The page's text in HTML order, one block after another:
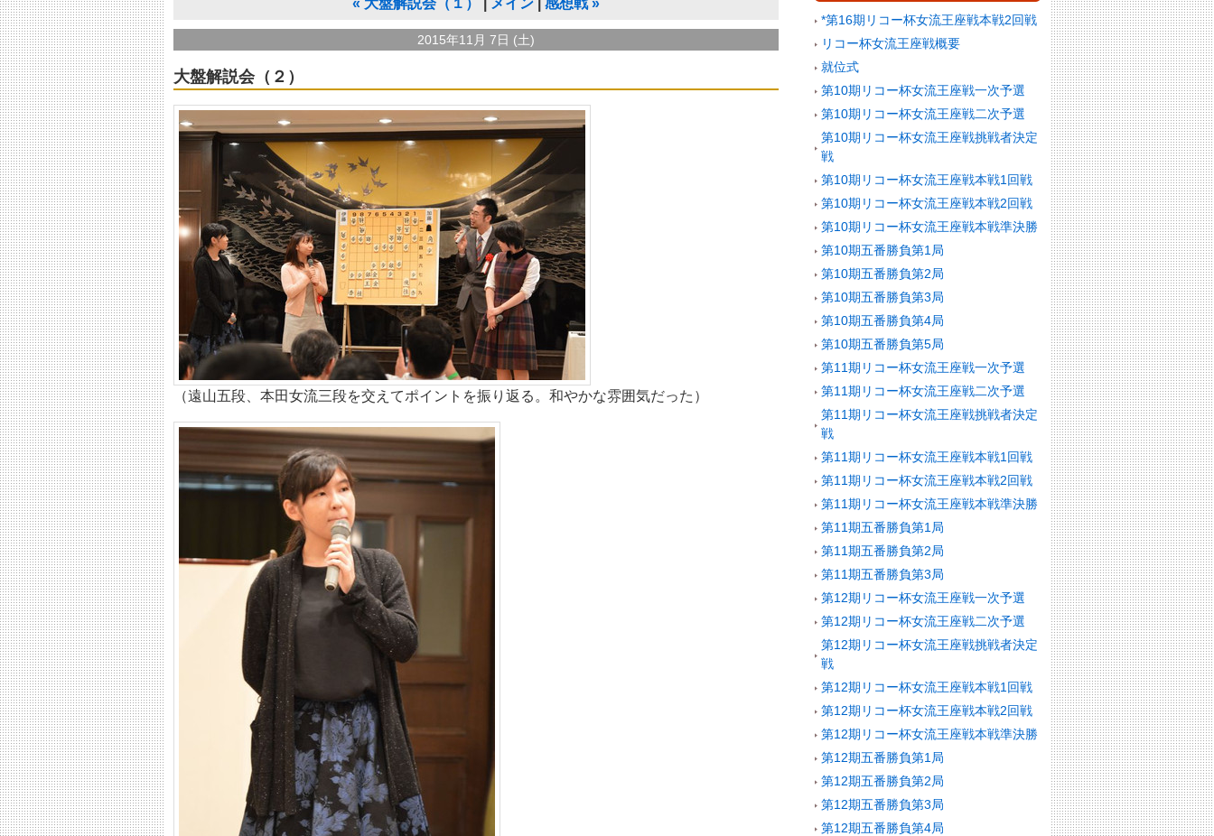
« 大盤解説会（１） メイン 感想戦 »
2015年11月 7日 (土)
大盤解説会（２）
（遠山五段、本田女流三段を交えてポイントを振り返る。和やかな雰囲気だった）
*第16期リコー杯女流王座戦本戦2回戦
リコー杯女流王座戦概要
就位式
第10期リコー杯女流王座戦一次予選
第10期リコー杯女流王座戦二次予選
第10期リコー杯女流王座戦挑戦者決定
戦
第10期リコー杯女流王座戦本戦1回戦
第10期リコー杯女流王座戦本戦2回戦
第10期リコー杯女流王座戦本戦準決勝
第10期五番勝負第1局
第10期五番勝負第2局
第10期五番勝負第3局
第10期五番勝負第4局
第10期五番勝負第5局
第11期リコー杯女流王座戦一次予選
第11期リコー杯女流王座戦二次予選
第11期リコー杯女流王座戦挑戦者決定
戦
第11期リコー杯女流王座戦本戦1回戦
第11期リコー杯女流王座戦本戦2回戦
第11期リコー杯女流王座戦本戦準決勝
第11期五番勝負第1局
第11期五番勝負第2局
第11期五番勝負第3局
第12期リコー杯女流王座戦一次予選
第12期リコー杯女流王座戦二次予選
第12期リコー杯女流王座戦挑戦者決定
戦
第12期リコー杯女流王座戦本戦1回戦
第12期リコー杯女流王座戦本戦2回戦
第12期リコー杯女流王座戦本戦準決勝
第12期五番勝負第1局
第12期五番勝負第2局
第12期五番勝負第3局
第12期五番勝負第4局